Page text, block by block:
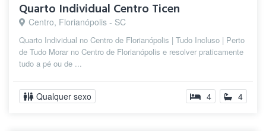
Quarto Individual Centro Ticen
Centro, Florianópolis - SC
Quarto Individual no Centro de Florianópolis | Tudo Incluso | Perto
de Tudo Morar no Centro de Florianópolis e resolver praticamente
tudo a pé ou de ...
Qualquer sexo 4 4